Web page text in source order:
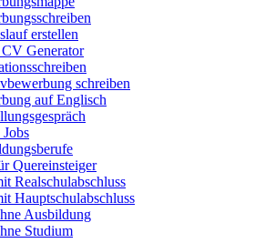
erstellen
Generator
schreiben
auf Englisch
Quereinsteiger
Realschulabschluss
Hauptschulabschluss
Ausbildung
Studium